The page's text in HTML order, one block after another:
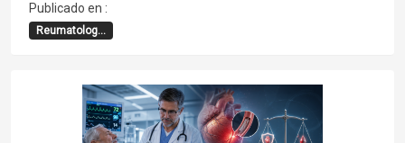
Publicado en :
Reumatolog...